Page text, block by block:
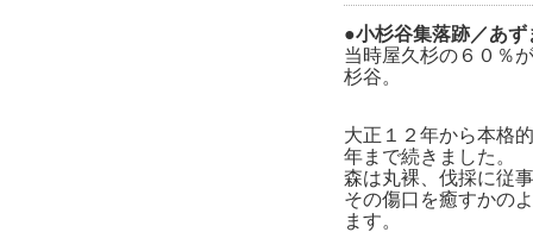
●小杉谷集落跡／あず
当時屋久杉の６０％
杉谷。
大正１２年から本格
年まで続きました。
森は丸裸、伐採に従
その傷口を癒すかの
ます。